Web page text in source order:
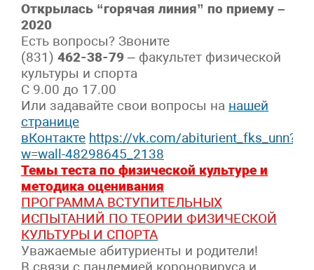
Открылась “горячая линия” по приему –
2020
Есть вопросы? Звоните
(831) 462-38-79 – факультет физической
культуры и спорта
С 9.00 до 17.00
Или задавайте свои вопросы на нашей
странице
вКонтакте https://vk.com/abiturient_fks_unn?
w=wall-48298645_2138
Темы теста по физической культуре и
методика оценивания
ПРОГРАММА ВСТУПИТЕЛЬНЫХ
ИСПЫТАНИЙ ПО ТЕОРИИ ФИЗИЧЕСКОЙ
КУЛЬТУРЫ И СПОРТА
Уважаемые абитуриенты и родители!